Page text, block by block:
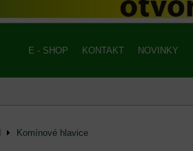
E - SHOP KONTAKT NOVINKY
Komínové hlavice